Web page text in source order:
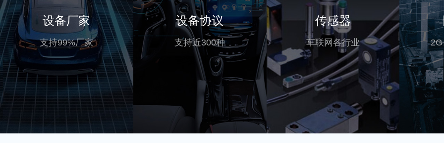
设备厂家
支持99%厂家
设备协议
支持近300种
传感器
车联网各行业